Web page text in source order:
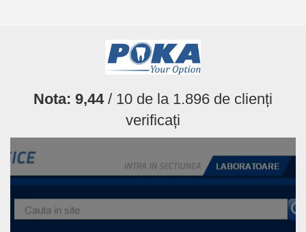
Nota: 9,44/ 10 de la 1.896 de clienți
verificați